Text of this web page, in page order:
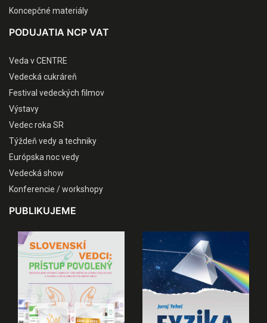
Koncepčné materiály
PODUJATIA NCP VAT
Veda v CENTRE
Vedecká cukráreň
Festival vedeckých filmov
Výstavy
Vedec roka SR
Týždeň vedy a techniky
Európska noc vedy
Vedecká show
Konferencie / workshopy
PUBLIKUJEME